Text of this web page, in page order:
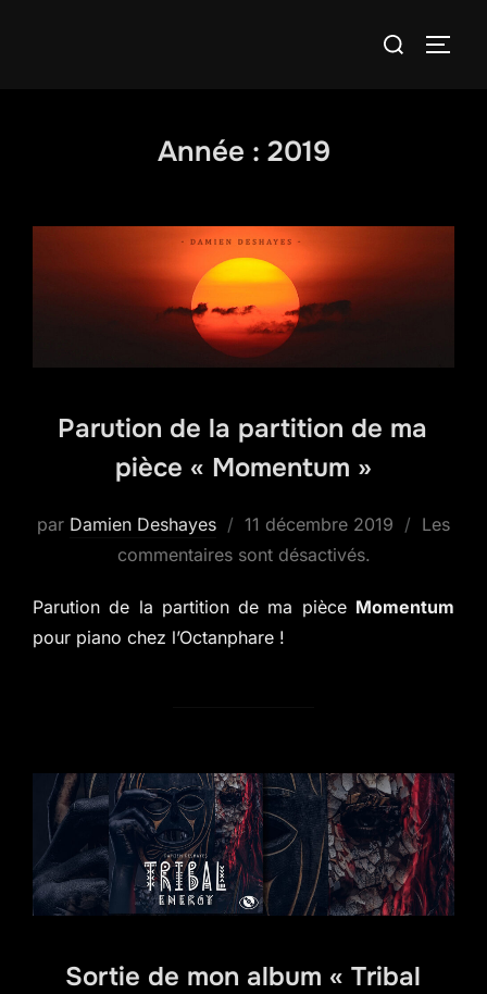
Rechercher :
Année : 2019
Parution de la partition de ma
pièce « Momentum »
par Damien Deshayes
Publié
le
11 décembre 2019
Les
commentaires sont désactivés.
Parution de la partition de ma pièce Momentum
pour piano chez l’Octanphare !
Sortie de mon album « Tribal